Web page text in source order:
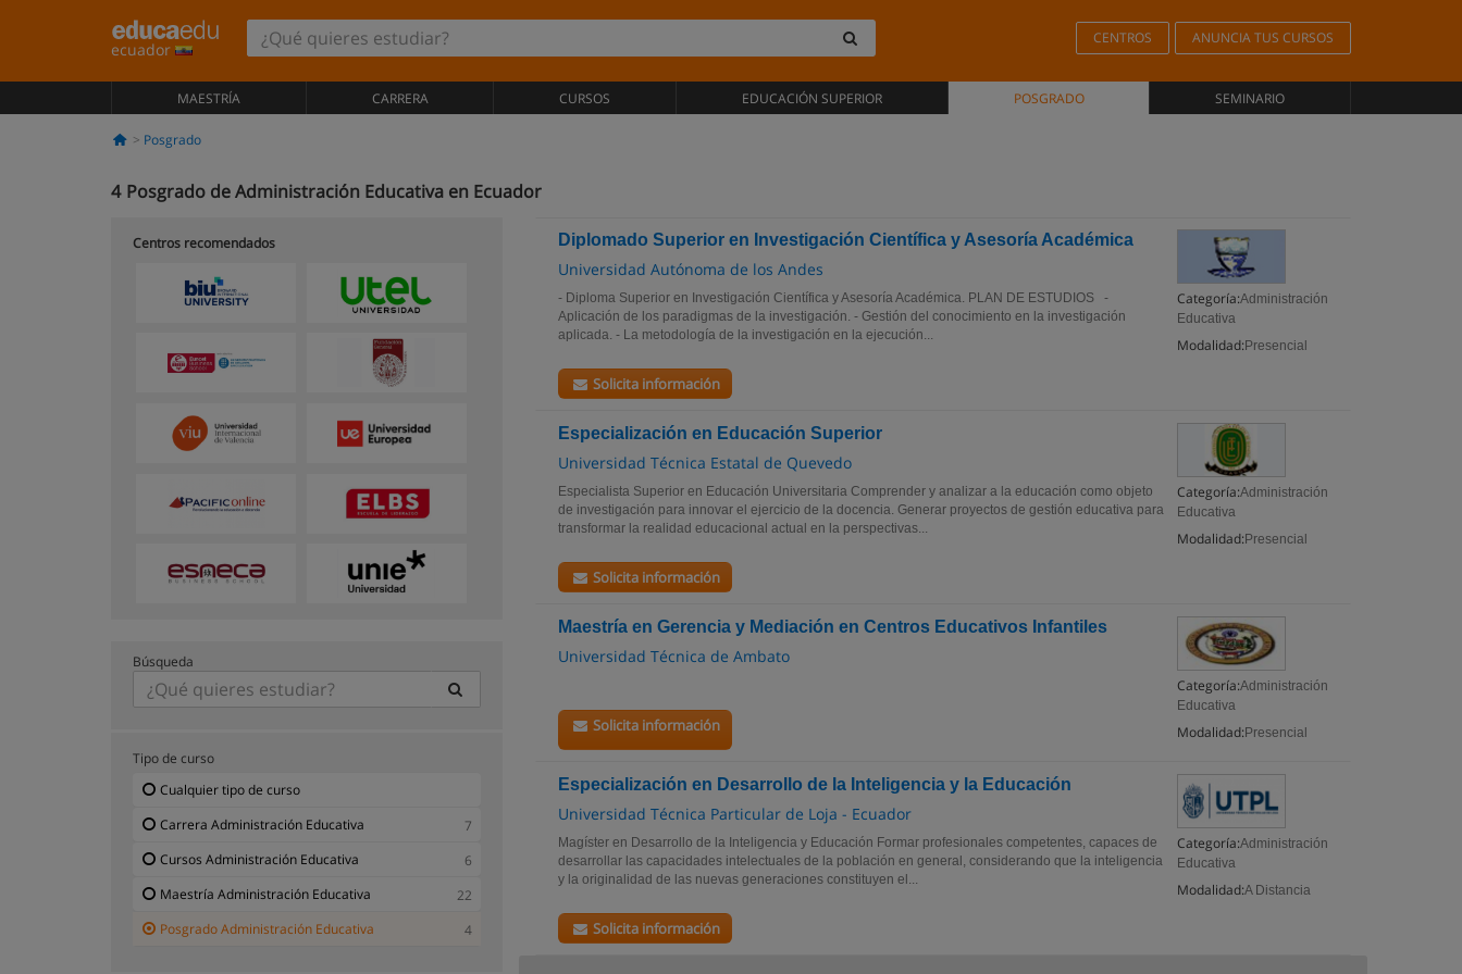
ecuador
CENTROS ANUNCIA TUS CURSOS
MAESTRÍA CARRERA CURSOS EDUCACIÓN SUPERIOR POSGRADO SEMINARIO
Posgrado
4 Posgrado de Administración Educativa en Ecuador
Diplomado Superior en Investigación Científica y Asesoría Académica
Universidad Autónoma de los Andes
Categoría:Administración
Educativa
Modalidad: Presencial
- Diploma Superior en Investigación Científica y Asesoría Académica. PLAN DE ESTUDIOS -
Aplicación de los paradigmas de la investigación. - Gestión del conocimiento en la investigación
aplicada. - La metodología de la investigación en la ejecución...
Solicita información
Especialización en Educación Superior
Universidad Técnica Estatal de Quevedo
Categoría:Administración
Educativa
Modalidad: Presencial
Especialista Superior en Educación Universitaria Comprender y analizar a la educación como objeto
de investigación para innovar el ejercicio de la docencia. Generar proyectos de gestión educativa para
transformar la realidad educacional actual en la perspectivas...
Solicita información
Maestría en Gerencia y Mediación en Centros Educativos Infantiles
Universidad Técnica de Ambato
Categoría:Administración
Educativa
Modalidad: Presencial
Solicita información
Especialización en Desarrollo de la Inteligencia y la Educación
Universidad Técnica Particular de Loja - Ecuador
Categoría:Administración
Educativa
Modalidad:A Distancia
Magíster en Desarrollo de la Inteligencia y Educación Formar profesionales competentes, capaces de
desarrollar las capacidades intelectuales de la población en general, considerando que la inteligencia
y la originalidad de las nuevas generaciones constituyen el...
Solicita información
Centros recomendados
Búsqueda
Tipo de curso
Cualquier tipo de curso
Carrera Administración Educativa
7
Cursos Administración Educativa
6
Maestría Administración Educativa
22
Posgrado Administración Educativa
4